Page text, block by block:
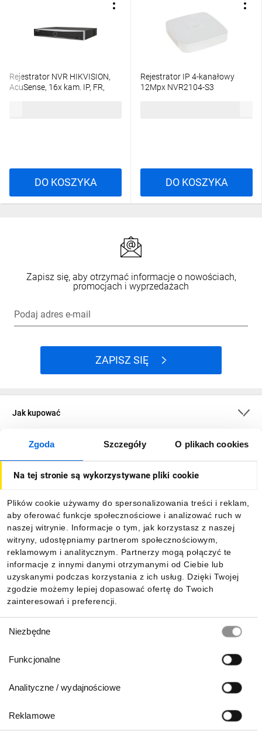
Zgoda Szczegóły O plikach cookies
Na tej stronie są wykorzystywane pliki cookie
Plików cookie używamy do spersonalizowania treści i reklam,
aby oferować funkcje społecznościowe i analizować ruch w
naszej witrynie. Informacje o tym, jak korzystasz z naszej
witryny, udostępniamy partnerom społecznościowym,
reklamowym i analitycznym. Partnerzy mogą połączyć te
informacje z innymi danymi otrzymanymi od Ciebie lub
uzyskanymi podczas korzystania z ich usług. Dzięki Twojej
zgodzie możemy lepiej dopasować ofertę do Twoich
zainteresowań i preferencji.
zgody
Niezbędne
Funkcjonalne
Analityczne / wydajnościowe
Reklamowe
Rejestrator NVR HIKVISION,
AcuSense, 16x kam. IP, FR,
DO KOSZYKA
Rejestrator IP 4-kanałowy
12Mpx NVR2104-S3
DO KOSZYKA
Zapisz się, aby otrzymać informacje o nowościach,
promocjach i wyprzedażach
Podaj adres e-mail
ZAPISZ SIĘ
Jak kupować
O firmie
Informacje
Pobierz naszą aplikację mobilną: